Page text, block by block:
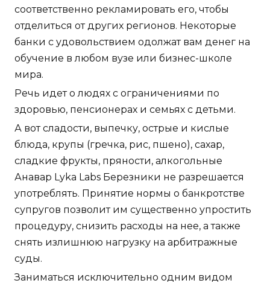
соответственно рекламировать его, чтобы
отделиться от других регионов. Некоторые
банки с удовольствием одолжат вам денег на
обучение в любом вузе или бизнес-школе
мира.
Речь идет о людях с ограничениями по
здоровью, пенсионерах и семьях с детьми.
А вот сладости, выпечку, острые и кислые
блюда, крупы (гречка, рис, пшено), сахар,
сладкие фрукты, пряности, алкогольные
Анавар Lyka Labs Березники не разрешается
употреблять. Принятие нормы о банкротстве
супругов позволит им существенно упростить
процедуру, снизить расходы на нее, а также
снять излишнюю нагрузку на арбитражные
суды.
Заниматься исключительно одним видом